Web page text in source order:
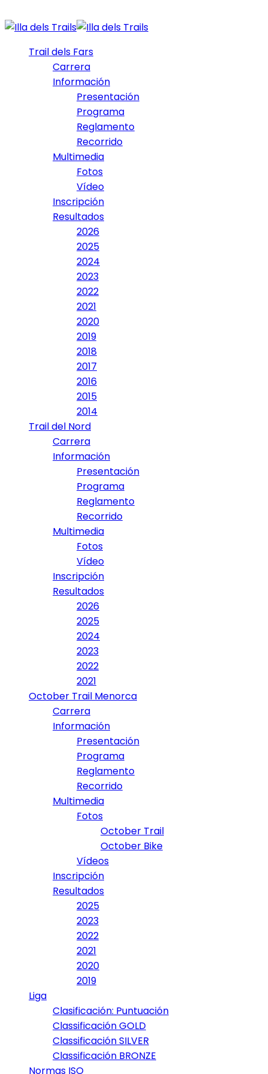
Trail dels Fars
Carrera
Información
Presentación
Programa
Reglamento
Recorrido
Multimedia
Fotos
Vídeo
Inscripción
Resultados
2026
2025
2024
2023
2022
2021
2020
2019
2018
2017
2016
2015
2014
Trail del Nord
Carrera
Información
Presentación
Programa
Reglamento
Recorrido
Multimedia
Fotos
Vídeo
Inscripción
Resultados
2026
2025
2024
2023
2022
2021
October Trail Menorca
Carrera
Información
Presentación
Programa
Reglamento
Recorrido
Multimedia
Fotos
October Trail
October Bike
Vídeos
Inscripción
Resultados
2025
2023
2022
2021
2020
2019
Liga
Clasificación: Puntuación
Classificación GOLD
Classificación SILVER
Classificación BRONZE
Normas ISO